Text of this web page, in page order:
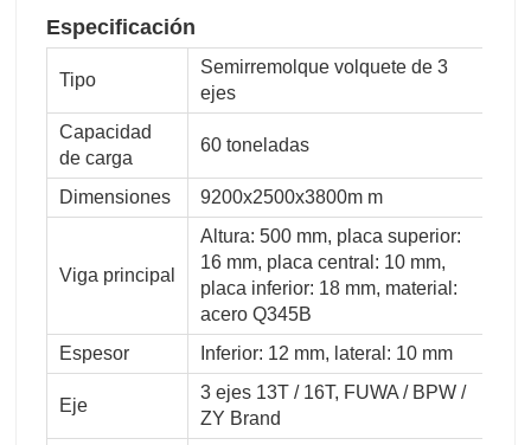
Especificación
Tipo
Semirremolque volquete de 3
ejes
Capacidad
de carga
60 toneladas
Dimensiones 9200x2500x3800m m
Viga principal
Altura: 500 mm, placa superior:
16 mm, placa central: 10 mm,
placa inferior: 18 mm, material:
acero Q345B
Espesor
Inferior: 12 mm, lateral: 10 mm
Eje
3 ejes 13T / 16T, FUWA / BPW /
ZY Brand